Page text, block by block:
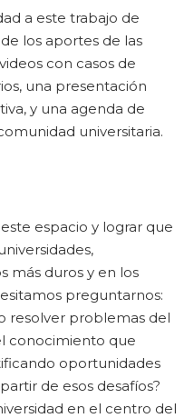
a este trabajo de
los aportes de las
con casos de
una presentación
y una agenda de
universitaria.
espacio y lograr que
más duros y en los
preguntarnos:
resolver problemas del
conocimiento que
oportunidades
de esos desafíos?
en el centro del